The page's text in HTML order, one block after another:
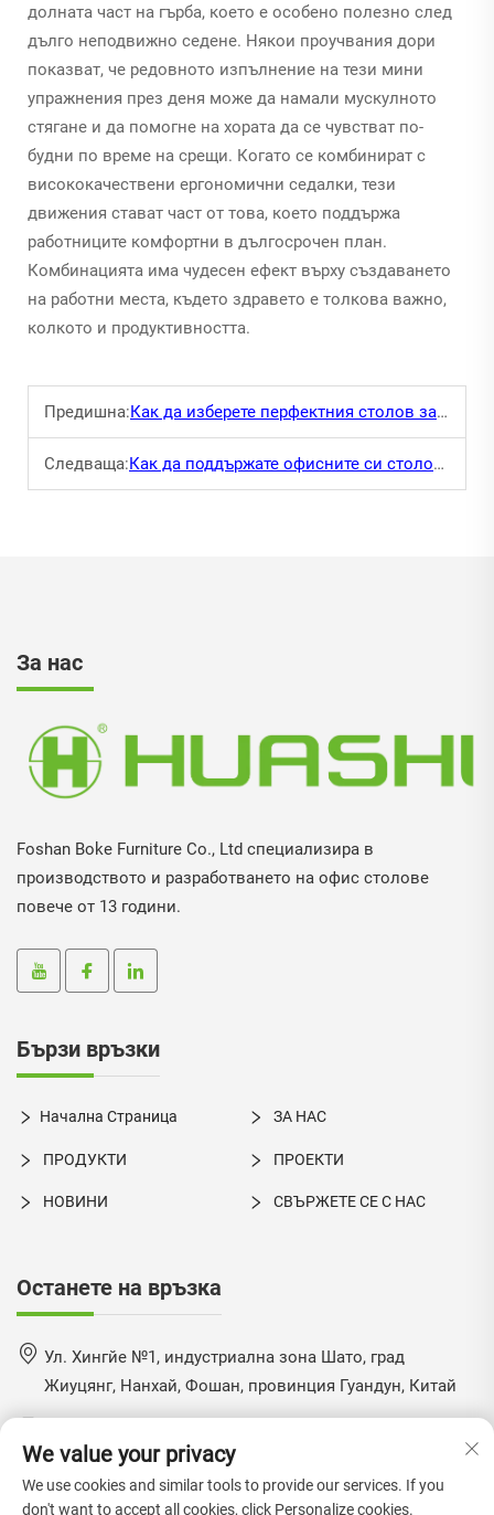
долната част на гърба, което е особено полезно след
дълго неподвижно седене. Някои проучвания дори
показват, че редовното изпълнение на тези мини
упражнения през деня може да намали мускулното
стягане и да помогне на хората да се чувстват по-
будни по време на срещи. Когато се комбинират с
висококачествени ергономични седалки, тези
движения стават част от това, което поддържа
работниците комфортни в дългосрочен план.
Комбинацията има чудесен ефект върху създаването
на работни места, където здравето е толкова важно,
колкото и продуктивността.
Предишна:Как да изберете перфектния столов за срещи за вашата команда
Следваща:Как да поддържате офисните си столове за продължителна употреба
За нас
Foshan Boke Furniture Co., Ltd специализира в
производството и разработването на офис столове
повече от 13 години.
Бързи връзки
Начална Страница ЗА НАС
ПРОДУКТИ ПРОЕКТИ
НОВИНИ СВЪРЖЕТЕ СЕ С НАС
Останете на връзка
Ул. Хингйе №1, индустриална зона Шато, град
Жиуцянг, Нанхай, Фошан, провинция Гуандун, Китай
[email protected]
We value your privacy
We use cookies and similar tools to provide our services. If you
don't want to accept all cookies, click Personalize cookies.